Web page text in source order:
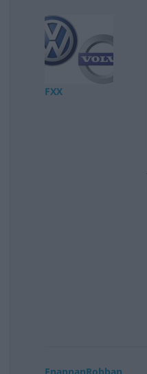
FXX